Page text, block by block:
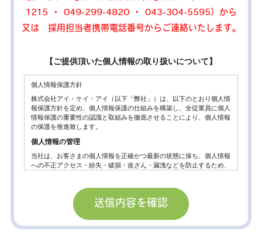
1215 ・ 049-299-4820 ・ 043-304-5595）から
又は 採用担当者携帯電話番号からご連絡いたします。
【ご提供頂いた個人情報の取り扱いについて】
個人情報保護方針
株式会社アイ・ケイ・アイ（以下「弊社」）は、以下のとおり個人情
報保護方針を定め、個人情報保護の仕組みを構築し、全従業員に個人
情報保護の重要性の認識と取組みを徹底させることにより、個人情報
の保護を推進致します。
個人情報の管理
当社は、お客さまの個人情報を正確かつ最新の状態に保ち、個人情報
への不正アクセス・紛失・破損・改ざん・漏洩などを防止するため、
個人情報の利用目的
お客さまからお預かりした個人情報は、当社からのご連絡や業務のご
案内やご質問に対する回答として、電子メールや資料のご送付に利用